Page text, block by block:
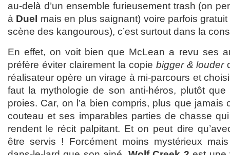
au-delà d’un ensemble furieusement trash (on
à Duel
mais en plus saignant) voire parfois
scène des kangourous), c’est surtout dans la
En effet, on voit bien que McLean a revu ses
préfère éviter clairement la copie bigger & louder
réalisateur opère un virage à mi-parcours et
faut la mythologie de son anti-héros, plutôt
proies. Car, on l’a bien compris, plus que jamais
couteau et ses imparables parties de chasse
rendent le récit palpitant. Et on peut dire
être servis ! Forcément moins mystérieux